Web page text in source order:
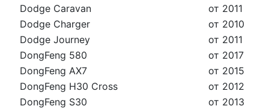
Dodge Caravan
от 2011
Dodge Charger
от 2010
Dodge Journey
от 2011
DongFeng 580
от 2017
DongFeng AX7
от 2015
DongFeng H30 Cross
от 2012
DongFeng S30
от 2013